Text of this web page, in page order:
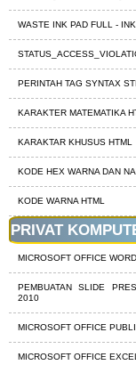
WASTE INK PAD FULL -
PERINTAH TAG SYNTAX
KARAKTER MATEMATIKA
KARAKTAR KHUSUS HTML
KODE HEX WARNA DAN
KODE WARNA HTML
PRIVAT
MICROSOFT OFFICE
PEMBUATAN SLIDE
2010
MICROSOFT OFFICE
MICROSOFT OFFICE